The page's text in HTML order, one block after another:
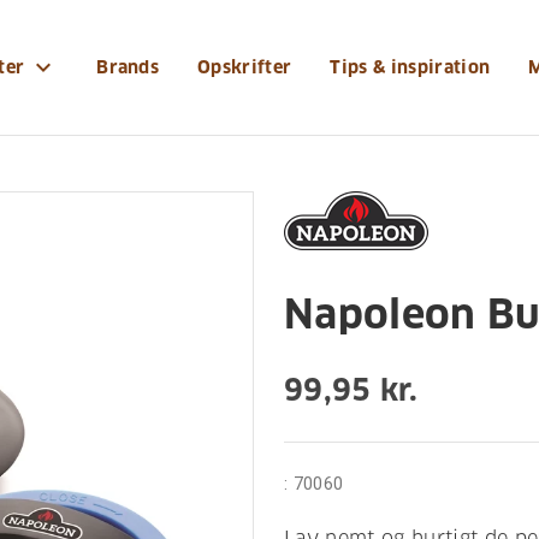
expand_more Brands Opskrifter Tips & inspiration
Napoleon
99,95 kr.
: 70060